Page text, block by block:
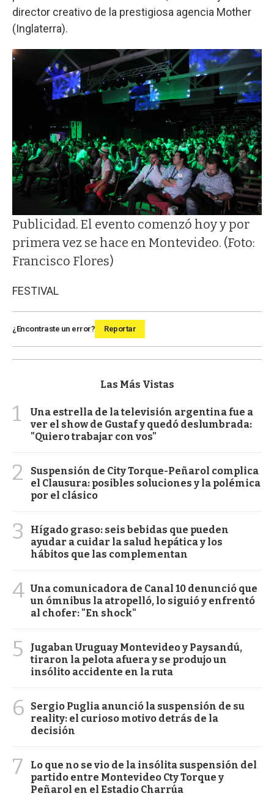
director creativo de la prestigiosa agencia Mother
(Inglaterra).
Publicidad. El evento comenzó hoy y por
primera vez se hace en Montevideo. (Foto:
Francisco Flores)
FESTIVAL
¿Encontraste un error? Reportar
Las Más Vistas
1
Una estrella de la televisión argentina fue a
ver el show de Gustaf y quedó deslumbrada:
"Quiero trabajar con vos"
2
Suspensión de City Torque-Peñarol complica
el Clausura: posibles soluciones y la polémica
por el clásico
3
Hígado graso: seis bebidas que pueden
ayudar a cuidar la salud hepática y los
hábitos que las complementan
4 Una comunicadora de Canal 10 denunció que
un ómnibus la atropelló, lo siguió y enfrentó
al chofer: "En shock"
5
Jugaban Uruguay Montevideo y Paysandú,
tiraron la pelota afuera y se produjo un
insólito accidente en la ruta
6
Sergio Puglia anunció la suspensión de su
reality: el curioso motivo detrás de la
decisión
7
Lo que no se vio de la insólita suspensión del
partido entre Montevideo Cty Torque y
Peñarol en el Estadio Charrúa